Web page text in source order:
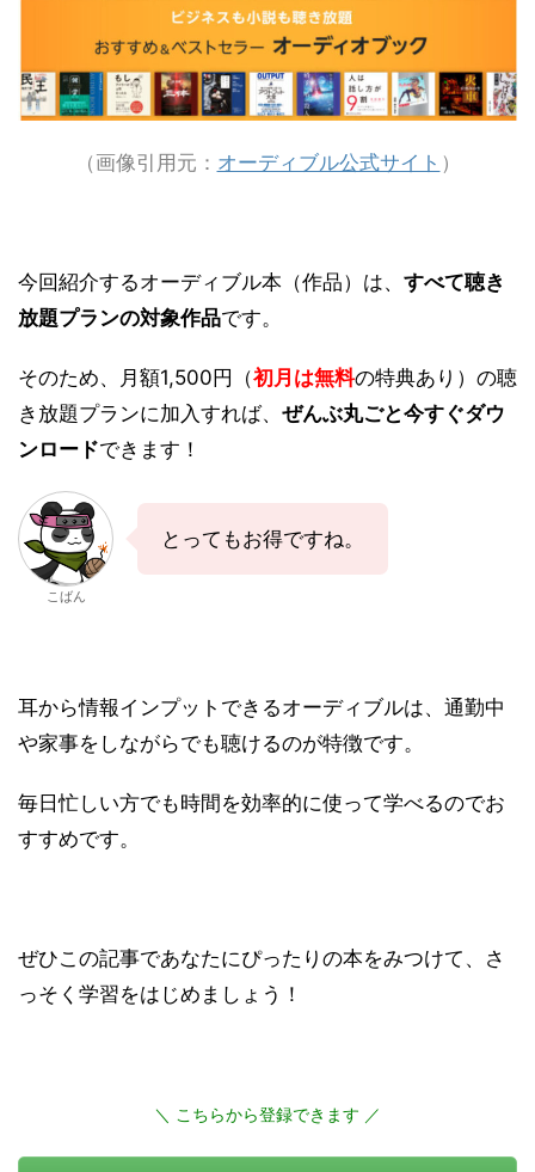
（画像引用元： オーディブル公式サイト ）
今回紹介するオーディブル本（作品）は、 すべて聴き
放題プランの対象作品です。
そのため、月額1,500円（初月は無料の特典あり）の聴
き放題プランに加入すれば、 ぜんぶ丸ごと今すぐダウ
ンロードできます！
こばん
とってもお得ですね。
耳から情報インプットできるオーディブルは、通勤中
や家事をしながらでも聴けるのが特徴です。
毎日忙しい方でも時間を効率的に使って学べるのでお
すすめです。
ぜひこの記事であなたにぴったりの本をみつけて、さ
っそく学習をはじめましょう！
＼ こちらから登録できます ／